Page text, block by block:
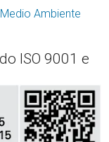
Ambiente
ISO 9001 e